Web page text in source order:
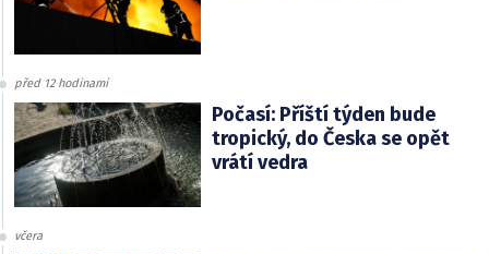
před 12 hodinami
Počasí: Příští týden bude
tropický, do Česka se opět
vrátí vedra
včera